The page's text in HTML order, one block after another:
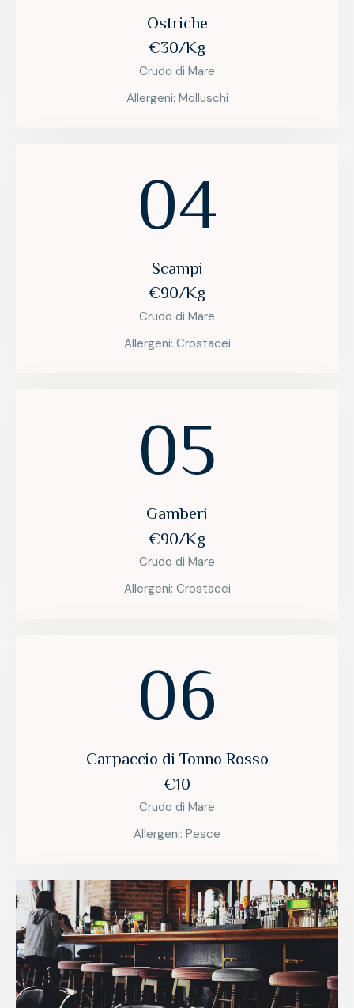
Ostriche
€30/Kg
Crudo di Mare
Allergeni: Molluschi
04
Scampi
€90/Kg
Crudo di Mare
Allergeni: Crostacei
05
Gamberi
€90/Kg
Crudo di Mare
Allergeni: Crostacei
06
Carpaccio di Tonno Rosso
€10
Crudo di Mare
Allergeni: Pesce